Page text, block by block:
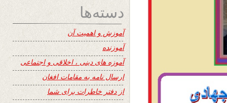
دسته‌ها
آموزش و اهمیت آن
آموزنده
آموزه های دینی ، اخلاقی و اجتماعی
ارسال نامه به مقامات افغان
از دفتر خاطرات برای شما